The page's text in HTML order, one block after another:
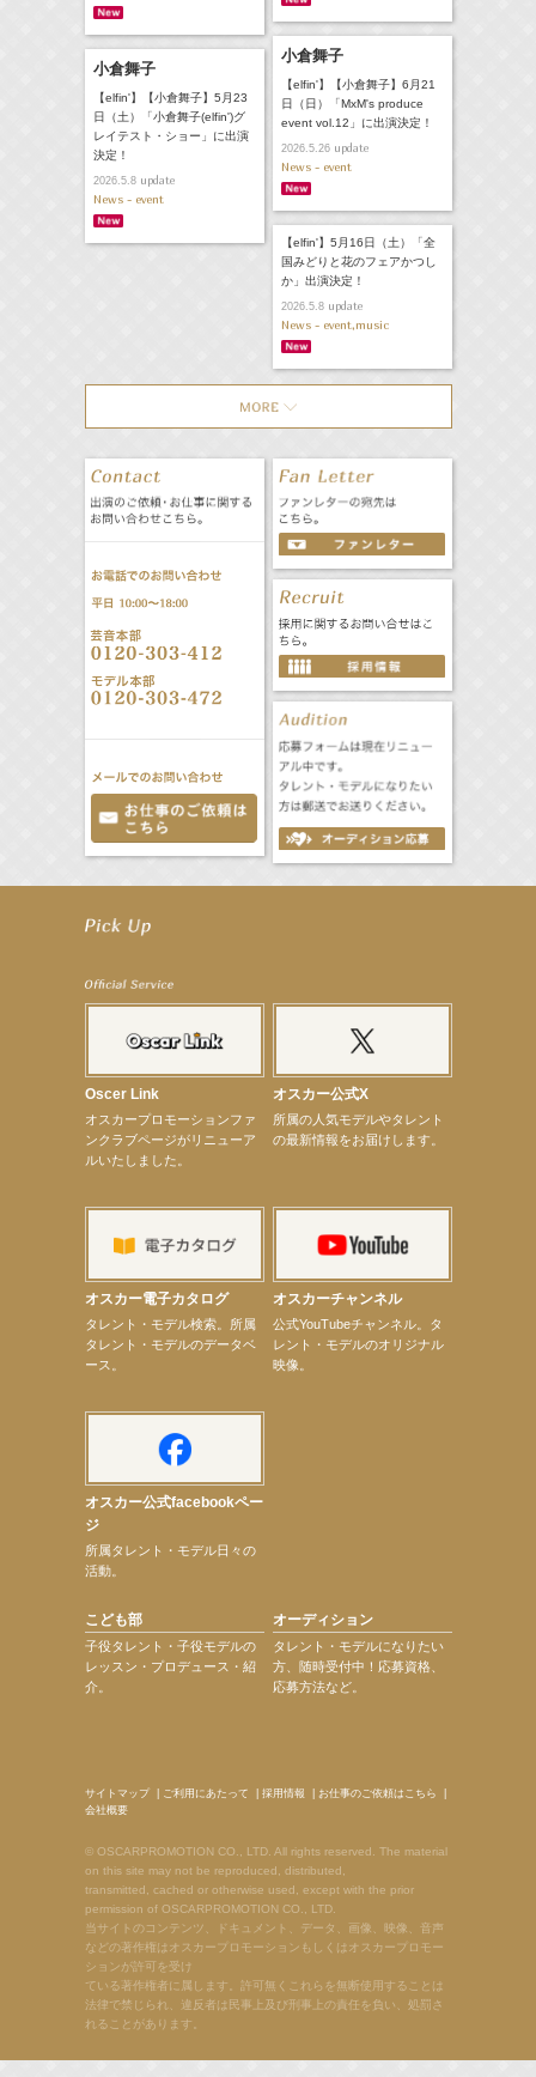
小倉舞子
【elfin'】【小倉舞子】6月21
日（日）「MxM's produce
event vol.12」に出演決定！
2026.5.26update
News - event
小倉舞子
【elfin'】【小倉舞子】5月23
日（土）「小倉舞子(elfin')グ
レイテスト・ショー」に出演
決定！
2026.5.8update
News - event
【elfin'】5月16日（土）「全
国みどりと花のフェアかつし
か」出演決定！
2026.5.8update
News - event,music
【笛木優子】8月13日（木）ドラマ『大空港〜GATE24〜』ゲスト出演決定！
【elfin’】7thシングル『全世界』がFMたいはくでO.A.決定♪
【elfin’】7thシングル『全世界』がFM-UUでO.A.決定♪
【elfin’】7thシングル『全世界』がFM TANABEでO.A.決定♪
【昆虫ハンター牧田習】8月13日（木）プライムツリー赤池「ふれあい昆虫フェスティバル」トーク
ショーゲスト出演！
【井頭愛海】『小さなお葬式』TV-CM出演！
【定本楓馬】WEB DIGVII 連載企画『東京23時』に登場！
【上戸彩】サントリー「−196」新CM出演！
【elfin’】【小倉舞子】8月9日（日）「MxM’s produce event vol.14」に出演決定！
【elfin’】【辻美優】8月28日（金）「辻美優(elfin’)グレイテスト・ショー」に出演決定！
【elfin’】9月27日（日）「Beauty Voice Theater Reboot Vol.3」開催決定！
Oscer Link
オスカープロモーションファ
ンクラブページがリニューア
ルいたしました。
オスカー公式X
所属の人気モデルやタレント
の最新情報をお届けします。
オスカー電子カタログ
タレント・モデル検索。所属
タレント・モデルのデータベ
ース。
オスカーチャンネル
公式YouTubeチャンネル。タ
レント・モデルのオリジナル
映像。
オスカー公式facebookペー
ジ
所属タレント・モデル日々の
活動。
こども部
子役タレント・子役モデルの
レッスン・プロデュース・紹
介。
オーディション
タレント・モデルになりたい
方、随時受付中！応募資格、
応募方法など。
サイトマップ| ご利用にあたって 採用情報 お仕事のご依頼はこちら
会社概要
© OSCARPROMOTION CO., LTD. All rights reserved. The material
on this site may not be reproduced, distributed,
transmitted, cached or otherwise used, except with the prior
permission of OSCARPROMOTION CO., LTD.
当サイトのコンテンツ、ドキュメント、データ、画像、映像、音声
などの著作権はオスカープロモーションもしくはオスカープロモー
ションが許可を受け
ている著作権者に属します。許可無くこれらを無断使用することは
法律で禁じられ、違反者は民事上及び刑事上の責任を負い、処罰さ
れることがあります。